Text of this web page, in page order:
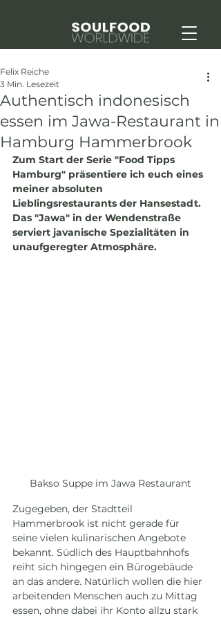
Authentisch indonesisch
essen im Jawa-Restaurant in
Hamburg Hammerbrook
Felix Reiche
3 Min. Lesezeit
Zum Start der Serie "Food Tipps
Hamburg" präsentiere ich euch eines
meiner absoluten
Lieblingsrestaurants der Hansestadt.
Das "Jawa" in der Wendenstraße
serviert javanische Spezialitäten in
unaufgeregter Atmosphäre.
Bakso Suppe im Jawa Restaurant
Zugegeben, der Stadtteil
Hammerbrook ist nicht gerade für
seine vielen kulinarischen Angebote
bekannt. Südlich des Hauptbahnhofs
reiht sich hingegen ein Bürogebäude
an das andere. Natürlich wollen die hier
arbeitenden Menschen auch zu Mittag
essen, ohne dabei ihr Konto allzu stark